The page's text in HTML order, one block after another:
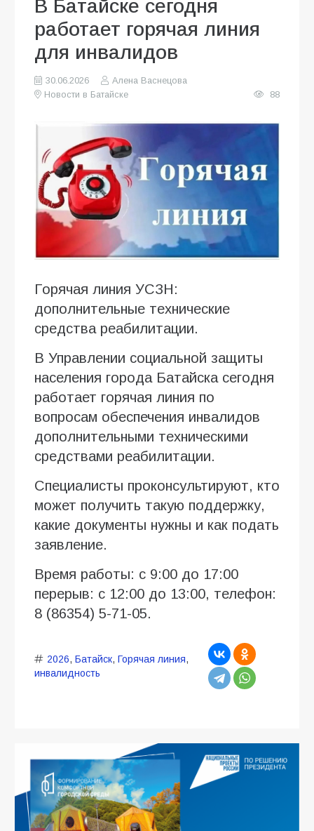
В Батайске сегодня
работает горячая линия
для инвалидов
30.06.2026
Алена Васнецова
Новости в Батайске
88
Горячая линия УСЗН:
дополнительные технические
средства реабилитации.
В Управлении социальной защиты
населения города Батайска сегодня
работает горячая линия по
вопросам обеспечения инвалидов
дополнительными техническими
средствами реабилитации.
Специалисты проконсультируют, кто
может получить такую поддержку,
какие документы нужны и как подать
заявление.
Время работы: с 9:00 до 17:00
перерыв: с 12:00 до 13:00, телефон:
8 (86354) 5-71-05.
2026, Батайск, Горячая линия,
инвалидность